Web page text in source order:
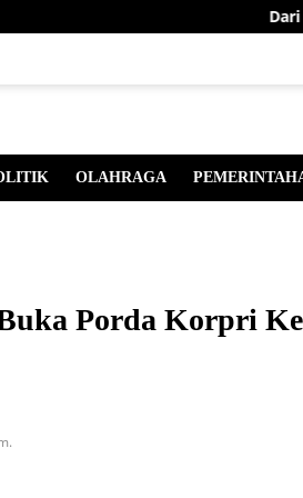
Dari
OLAHRAGA
Porda Korpri